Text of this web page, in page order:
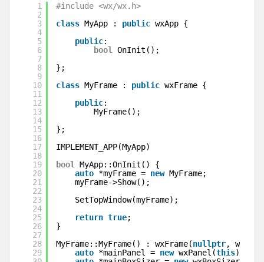
1
2
3
4
5
6
7
8
9
10
11
12
13
14
15
16
17
18
19
20
21
22
23
24
25
26
27
28
29
#include <wx/wx.h>
class MyApp : public wxApp {
public:
bool
OnInit();
};
class MyFrame : public wxFrame {
public:
MyFrame();
};
IMPLEMENT_APP(MyApp)
bool
MyApp::OnInit() {
auto *myFrame = new MyFrame;
myFrame->Show();
SetTopWindow(myFrame);
return true;
}
MyFrame::MyFrame() : wxFrame(nullptr,
auto *mainPanel = new wxPanel(this);